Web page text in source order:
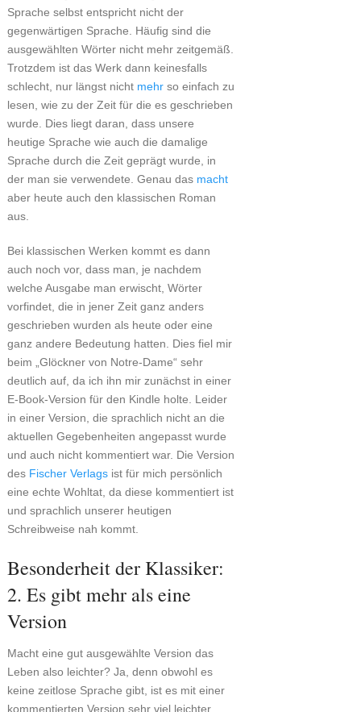
Sprache selbst entspricht nicht der
gegenwärtigen Sprache. Häufig sind die
ausgewählten Wörter nicht mehr zeitgemäß.
Trotzdem ist das Werk dann keinesfalls
schlecht, nur längst nicht mehrso einfach zu
lesen, wie zu der Zeit für die es geschrieben
wurde. Dies liegt daran, dass unsere
heutige Sprache wie auch die damalige
Sprache durch die Zeit geprägt wurde, in
der man sie verwendete. Genau das macht
aber heute auch den klassischen Roman
aus.
Bei klassischen Werken kommt es dann
auch noch vor, dass man, je nachdem
welche Ausgabe man erwischt, Wörter
vorfindet, die in jener Zeit ganz anders
geschrieben wurden als heute oder eine
ganz andere Bedeutung hatten. Dies fiel mir
beim „Glöckner von Notre-Dame“ sehr
deutlich auf, da ich ihn mir zunächst in einer
E-Book-Version für den Kindle holte. Leider
in einer Version, die sprachlich nicht an die
aktuellen Gegebenheiten angepasst wurde
und auch nicht kommentiert war. Die Version
des Fischer Verlagsist für mich persönlich
eine echte Wohltat, da diese kommentiert ist
und sprachlich unserer heutigen
Schreibweise nah kommt.
Besonderheit der Klassiker:
2. Es gibt mehr als eine
Version
Macht eine gut ausgewählte Version das
Leben also leichter? Ja, denn obwohl es
keine zeitlose Sprache gibt, ist es mit einer
kommentierten Version sehr viel leichter